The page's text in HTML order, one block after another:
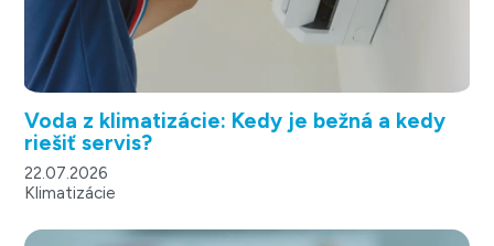
Voda z klimatizácie: Kedy je bežná a kedy
riešiť servis?
22.07.2026
Klimatizácie